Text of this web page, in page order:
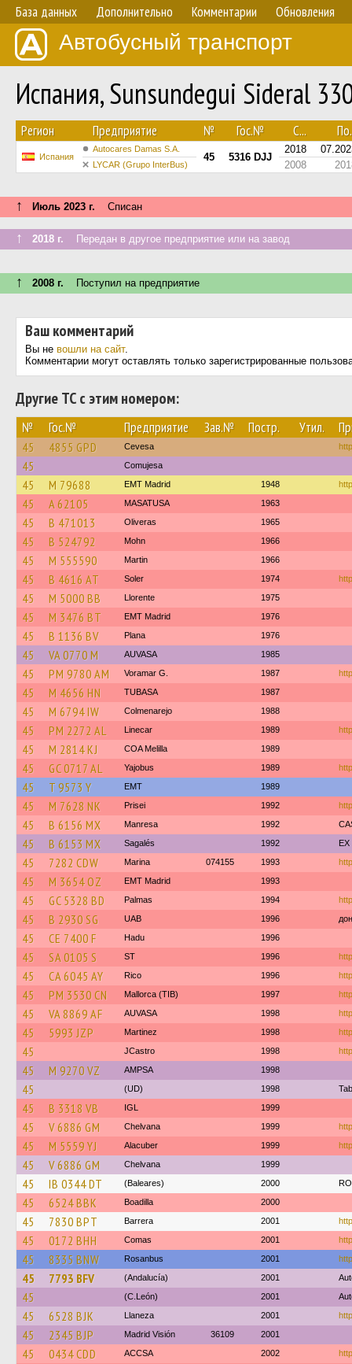
База данных Дополнительно Комментарии Обновления
Автобусный транспорт
Испания, Sunsundegui Sideral
Регион Предприятие № Гос.№ С...
Испания
Autocares Damas S.A.
45 5316 DJJ
2018
LYCAR (Grupo InterBus) 2008
↑ Июль 2023 г. Списан
↑ 2018 г. Передан в другое предприятие или на завод
↑ 2008 г. Поступил на предприятие
Ваш комментарий
Вы не вошли на сайт.
Комментарии могут оставлять только зарегистрированные
Другие ТС с этим номером:
№ Гос.№ Предприятие Зав.№ Постр. Утил.
45 4855 GPD Cevesa
45 Comujesa
45 M 79688 EMT Madrid 1948
45 A 62105 MASATUSA 1963
45 B 471013 Oliveras 1965
45 B 524792 Mohn 1966
45 M 555590 Martin 1966
45 B 4616 AT Soler 1974
45 M 5000 BB Llorente 1975
45 M 3476 BT EMT Madrid 1976
45 B 1136 BV Plana 1976
45 VA 0770 M AUVASA 1985
45 PM 9780 AM Voramar G. 1987
45 M 4656 HN TUBASA 1987
45 M 6794 IW Colmenarejo 1988
45 PM 2272 AL Linecar 1989
45 M 2814 KJ COA Melilla 1989
45 GC 0717 AL Yajobus 1989
45 T 9573 Y EMT 1989
45 M 7628 NK Prisei 1992
45 B 6156 MX Manresa 1992
45 B 6153 MX Sagalés 1992 EX
45 7282 CDW Marina 074155 1993
45 M 3654 OZ EMT Madrid 1993
45 GC 5328 BD Palmas 1994
45 B 2930 SG UAB 1996
45 CE 7400 F Hadu 1996
45 SA 0105 S ST 1996
45 CA 6045 AY Rico 1996
45 PM 3530 CN Mallorca (TIB) 1997
45 VA 8869 AF AUVASA 1998
45 5993 JZP Martinez 1998
45 JCastro 1998
45 M 9270 VZ AMPSA 1998
45 (UD) 1998
45 B 3318 VB IGL 1999
45 V 6886 GM Chelvana 1999
45 M 5559 YJ Alacuber 1999
45 V 6886 GM Chelvana 1999
45 IB 0344 DT (Baleares) 2000
45 6524 BBK Boadilla 2000
45 7830 BPT Barrera 2001
45 0172 BHH Comas 2001
45 8335 BNW Rosanbus 2001
45 7793 BFV (Andalucía) 2001
45 (C.León) 2001
45 6528 BJK Llaneza 2001
45 2345 BJP Madrid Visión 36109 2001
45 0434 CDD ACCSA 2002